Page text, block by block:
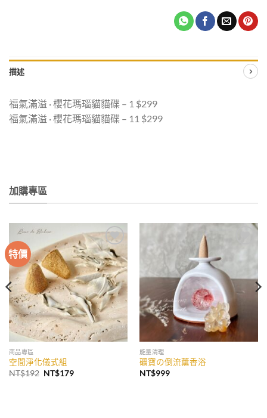
描述
福氣滿溢 · 櫻花瑪瑙貓貓碟 – 1 $299
福氣滿溢 · 櫻花瑪瑙貓貓碟 – 11 $299
加購專區
特價
加入
收藏
商品專區
空間淨化儀式組
NT$192 原
NT$179目
收藏
能量清理
礦寶の倒流薰香浴
NT$999